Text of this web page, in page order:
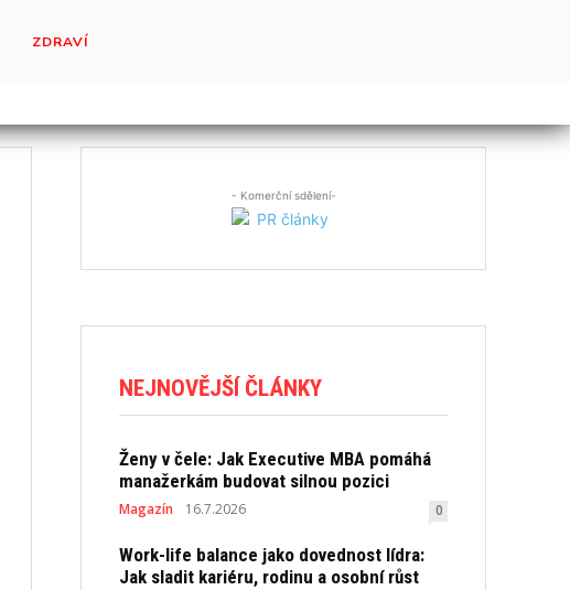
ZDRAVÍ
- Komerční sdělení-
NEJNOVĚJŠÍ ČLÁNKY
Ženy v čele: Jak Executive MBA pomáhá
manažerkám budovat silnou pozici
Magazín 16.7.2026 0
Work-life balance jako dovednost lídra:
Jak sladit kariéru, rodinu a osobní růst